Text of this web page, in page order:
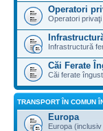
Operatori
Operatori
Infrastructură
Căi Ferate
Căi ferate
TRANSPORT ÎN COMUN
Europa
Europa